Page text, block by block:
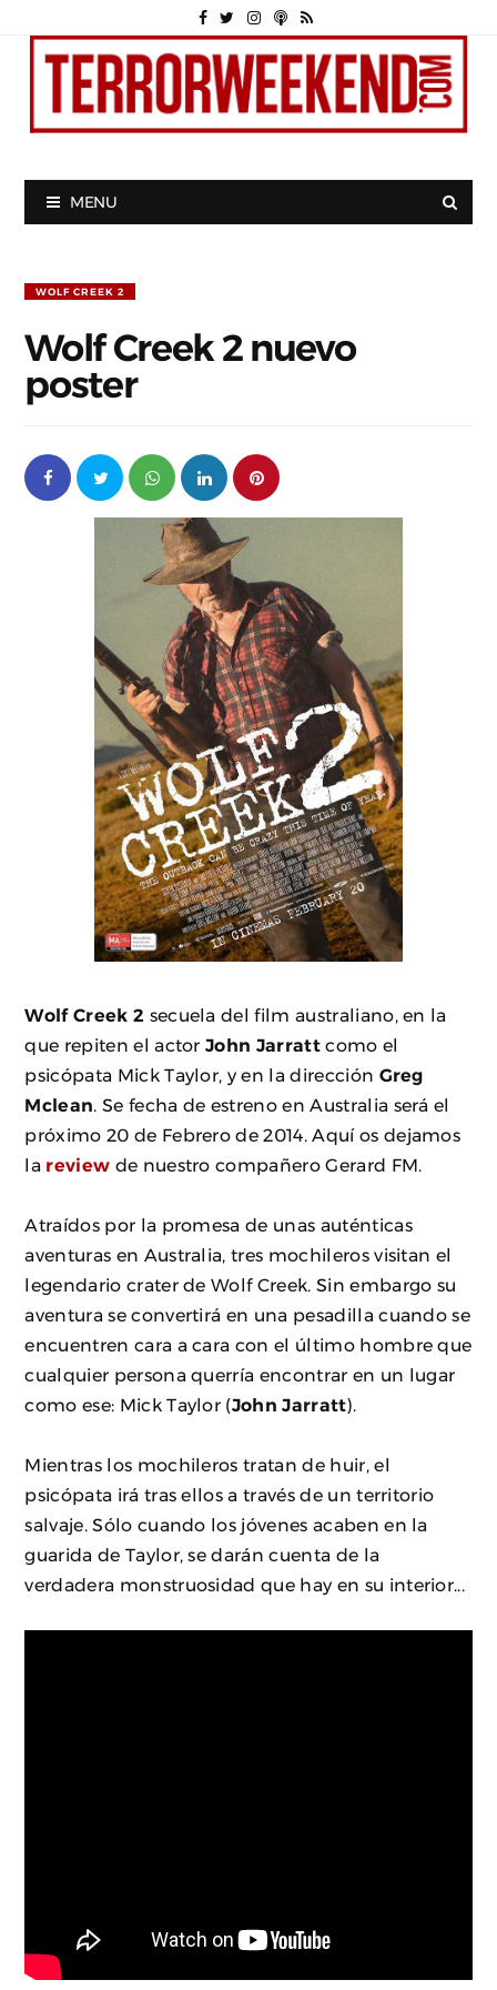
MENU
WOLF CREEK 2
Wolf Creek 2 nuevo
poster
Wolf Creek 2 secuela del film australiano, en la
que repiten el actorJohn Jarrattcomo el
psicópata Mick Taylor, y en la dirección Greg
Mclean . Se fecha de estreno en Australia será el
próximo 20 de Febrero de 2014. Aquí os dejamos
la review de nuestro compañero Gerard FM.
Atraídos por la promesa de unas auténticas
aventuras en Australia, tres mochileros visitan el
legendario crater de Wolf Creek. Sin embargo su
aventura se convertirá en una pesadilla cuando se
encuentren cara a cara con el último hombre que
cualquier persona querría encontrar en un lugar
como ese: Mick Taylor (John Jarratt).
Mientras los mochileros tratan de huir, el
psicópata irá tras ellos a través de un territorio
salvaje. Sólo cuando los jóvenes acaben en la
guarida de Taylor, se darán cuenta de la
verdadera monstruosidad que hay en su interior...